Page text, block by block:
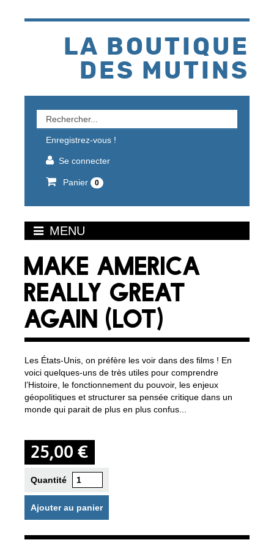
LA BOUTIQUE
DES MUTINS
Rechercher
un
produit
Enregistrez-vous !
Se connecter
Panier 0
MENU
MAKE AMERICA
REALLY GREAT
AGAIN (LOT)
Les États-Unis, on préfère les voir dans des films ! En
voici quelques-uns de très utiles pour comprendre
l’Histoire, le fonctionnement du pouvoir, les enjeux
géopolitiques et structurer sa pensée critique dans un
monde qui parait de plus en plus confus...
25,00 €
Quantité
Ajouter au panier